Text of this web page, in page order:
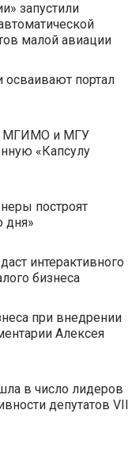
запустили
малой авиации
портал
МГИМО и МГУ
«Капсулу
построят
дня»
интерактивного
бизнеса
при внедрении
Алексея
в число лидеров
депутатов